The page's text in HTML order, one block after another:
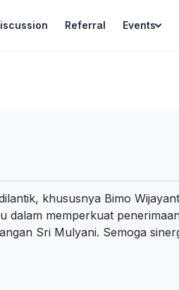
Referral Events
khususnya Bimo
dalam memperkuat
Sri Mulyani. Semoga